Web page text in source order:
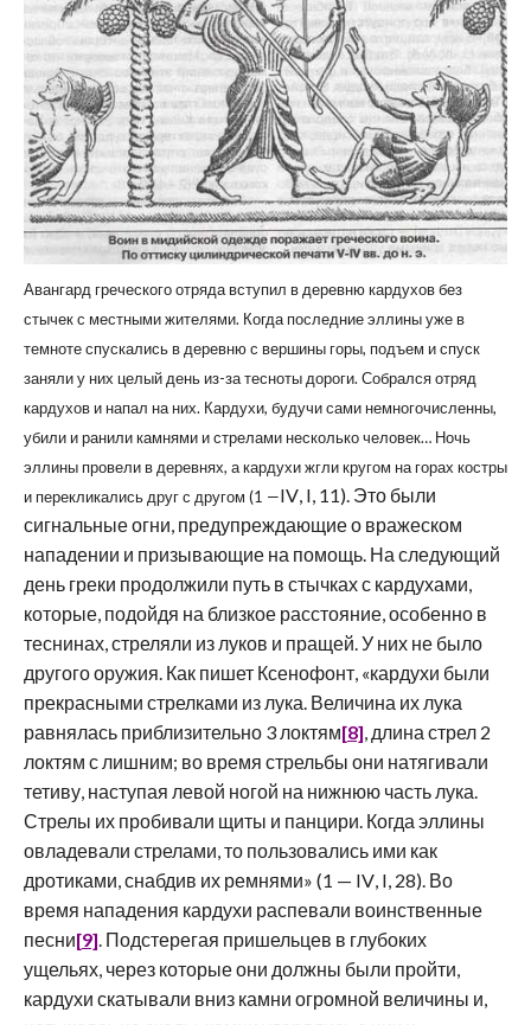
Авангард греческого отряда вступил в деревню кардухов без
стычек с местными жителями. Когда последние эллины уже в
темноте спускались в деревню с вершины горы, подъем и спуск
заняли у них целый день из-за тесноты дороги. Собрался отряд
кардухов и напал на них. Кардухи, будучи сами немногочисленны,
убили и ранили камнями и стрелами несколько человек… Ночь
эллины провели в деревнях, а кардухи жгли кругом на горах костры
и перекликались друг с другом (1 —IV, I, 11). Это были
сигнальные огни, предупреждающие о вражеском
нападении и призывающие на помощь. На следующий
день греки продолжили путь в стычках с кардухами,
которые, подойдя на близкое расстояние, особенно в
теснинах, стреляли из луков и пращей. У них не было
другого оружия. Как пишет Ксенофонт, «кардухи были
прекрасными стрелками из лука. Величина их лука
равнялась приблизительно 3 локтям[8], длина стрел 2
локтям с лишним; во время стрельбы они натягивали
тетиву, наступая левой ногой на нижнюю часть лука.
Стрелы их пробивали щиты и панцири. Когда эллины
овладевали стрелами, то пользовались ими как
дротиками, снабдив их ремнями» (1 — IV, I, 28). Во
время нападения кардухи распевали воинственные
песни[9]. Подстерегая пришельцев в глубоких
ущельях, через которые они должны были пройти,
кардухи скатывали вниз камни огромной величины и,